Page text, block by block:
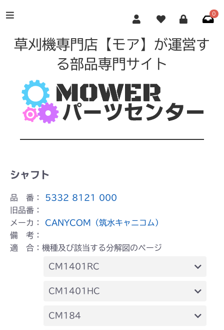
0
草刈機専門店【モア】が運営す
る部品専門サイト
シャフト
品 番：
5332 8121 000
旧品番：
メーカ： CANYCOM（筑水キャニコム）
備 考：
適 合：機種及び該当する分解図のページ
CM1401RC
ミッション FIG2 第2軸
CM1401HC
ミッション FIG2 第2軸
CM184